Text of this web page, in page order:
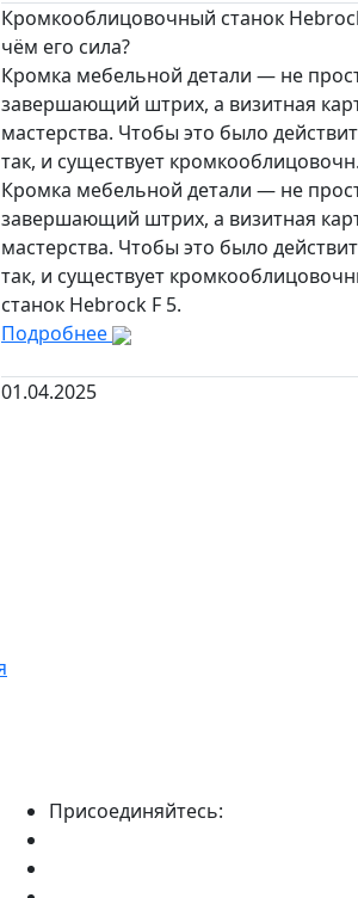
Кромкооблицовочный станок
чём его сила?
Кромка мебельной детали — не
завершающий штрих, а визитная
мастерства. Чтобы это было
так, и существует
Кромка мебельной детали — не
завершающий штрих, а визитная
мастерства. Чтобы это было
так, и существует
станок Hebrock F 5.
Подробнее
01.04.2025
Присоединяйтесь: